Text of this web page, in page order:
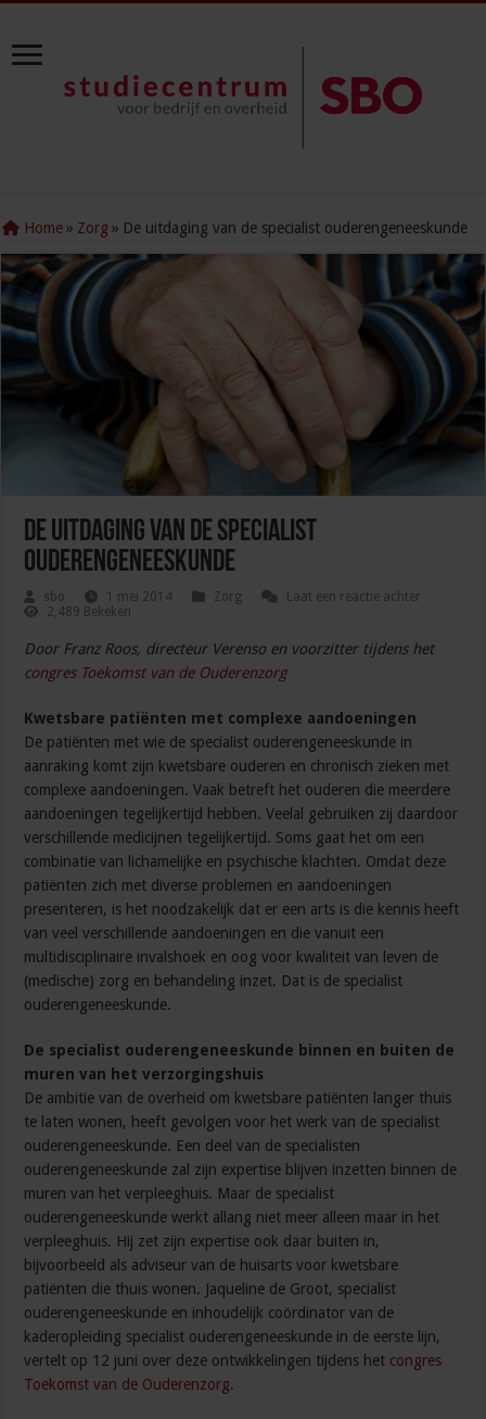
Home » Zorg » De uitdaging van de specialist ouderengeneeskunde
De uitdaging van de specialist
ouderengeneeskunde
sbo 1 mei 2014 Zorg
Laat een reactie achter
2,489 Bekeken
Door Franz Roos, directeur Verenso en voorzitter tijdens het
congres Toekomst van de Ouderenzorg
Kwetsbare patiënten met complexe aandoeningen
De patiënten met wie de specialist ouderengeneeskunde in
aanraking komt zijn kwetsbare ouderen en chronisch zieken met
complexe aandoeningen. Vaak betreft het ouderen die meerdere
aandoeningen tegelijkertijd hebben. Veelal gebruiken zij daardoor
verschillende medicijnen tegelijkertijd. Soms gaat het om een
combinatie van lichamelijke en psychische klachten. Omdat deze
patiënten zich met diverse problemen en aandoeningen
presenteren, is het noodzakelijk dat er een arts is die kennis heeft
van veel verschillende aandoeningen en die vanuit een
multidisciplinaire invalshoek en oog voor kwaliteit van leven de
(medische) zorg en behandeling inzet. Dat is de specialist
ouderengeneeskunde.
De specialist ouderengeneeskunde binnen en buiten de
muren van het verzorgingshuis
De ambitie van de overheid om kwetsbare patiënten langer thuis
te laten wonen, heeft gevolgen voor het werk van de specialist
ouderengeneeskunde. Een deel van de specialisten
ouderengeneeskunde zal zijn expertise blijven inzetten binnen de
muren van het verpleeghuis. Maar de specialist
ouderengeneeskunde werkt allang niet meer alleen maar in het
verpleeghuis. Hij zet zijn expertise ook daar buiten in,
bijvoorbeeld als adviseur van de huisarts voor kwetsbare
patiënten die thuis wonen. Jaqueline de Groot, specialist
ouderengeneeskunde en inhoudelijk coördinator van de
kaderopleiding specialist ouderengeneeskunde in de eerste lijn,
vertelt op 12 juni over deze ontwikkelingen tijdens het congres
Toekomst van de Ouderenzorg.